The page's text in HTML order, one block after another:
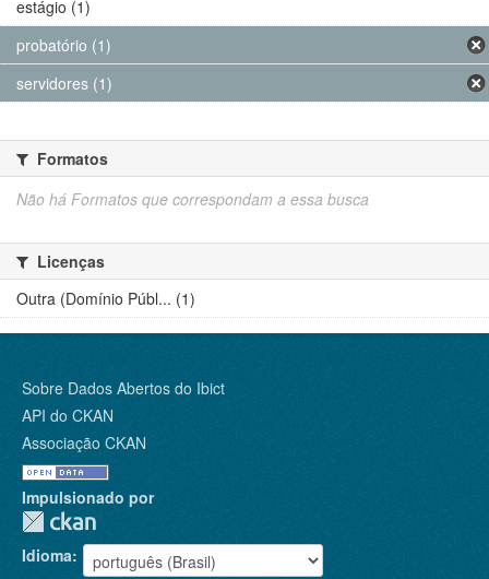
estágio (1)
probatório (1)
servidores (1)
Formatos
Não há Formatos que correspondam a essa busca
Licenças
Outra (Domínio Públ... (1)
Sobre Dados Abertos do Ibict
API do CKAN
Associação CKAN
Impulsionado por
Idioma